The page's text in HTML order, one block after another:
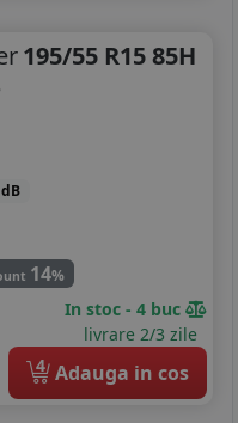
195/55 R15 85H
14%
In stoc - 4 buc
livrare 2/3 zile
4 Adauga in cos